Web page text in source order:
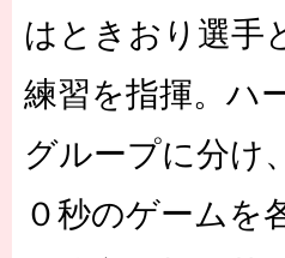
はときおり選手
練習を指揮。ハ
グループに分け
０秒のゲームを